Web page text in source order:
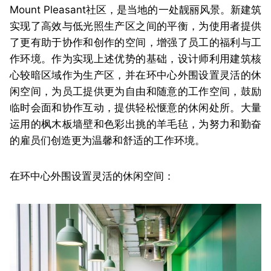
Mount Pleasant社区，是当地的一处靓丽风景。新建筑
实现了高效与低光照生产区之间的平衡，为使用者提供
了更有助于协作和创作的空间，增强了员工的福利与工
作环境。作为实现上述优势的基础，设计师利用建筑核
心较暗区域作为生产区，并在环中心外围设置灵活的休
闲空间，为员工提供更为自由和随意的工作空间，鼓励
临时会面和协作互动，提供轻松惬意的休闲处所。大量
运用的枫木板墙壁和色彩出挑的羊毛毡，为努力和勤奋
的雇员们创造更为温馨和舒适的工作环境。
在环中心外围设置灵活的休闲空间：